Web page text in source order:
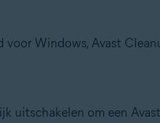
uitschakelen om een